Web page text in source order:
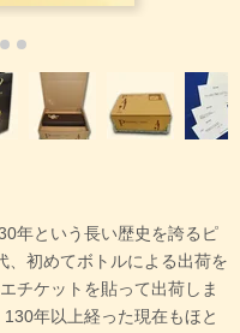
年という長い歴史を誇るピ
、初めてボトルによる出荷を
チケットを貼って出荷しま
年以上経った現在もほと